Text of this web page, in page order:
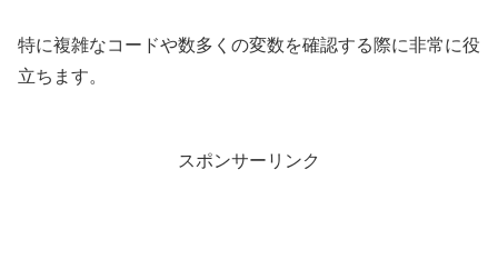
特に複雑なコードや数多くの変数を確認する際に非常に役
立ちます。
スポンサーリンク